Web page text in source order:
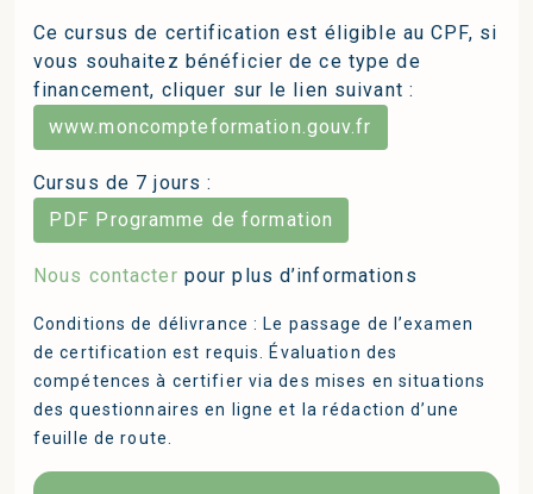
Ce cursus de certification est éligible au CPF, si
vous souhaitez bénéficier de ce type de
financement, cliquer sur le lien suivant :
www.moncompteformation.gouv.fr
Cursus de 7 jours :
PDF Programme de formation
Nous contacter pour plus d’informations
Conditions de délivrance : Le passage de l’examen
de certification est requis. Évaluation des
compétences à certifier via des mises en situations
des questionnaires en ligne et la rédaction d’une
feuille de route.